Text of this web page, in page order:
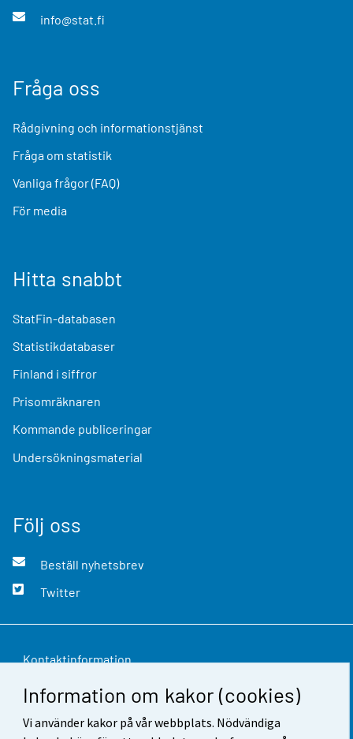
Information om kakor (cookies)
Vi använder kakor på vår webbplats. Nödvändiga
info@stat.fi
Fråga oss
Rådgivning och informationstjänst
Fråga om statistik
Vanliga frågor (FAQ)
För media
Hitta snabbt
StatFin-databasen
Statistikdatabaser
Finland i siffror
Prisomräknaren
Kommande publiceringar
Undersökningsmaterial
Följ oss
Beställ nyhetsbrev
Twitter
Kontaktinformation
Respons
Användarvillkor